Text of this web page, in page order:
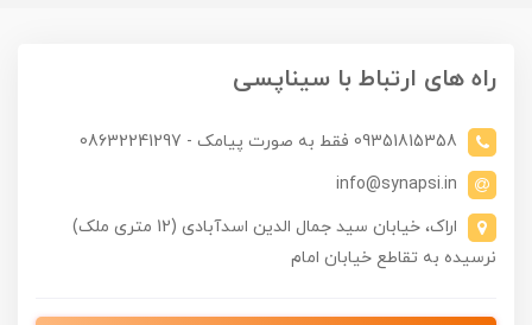
راه های ارتباط با سیناپسی
09351815358 فقط به صورت پیامک - 08632241297
info@synapsi.in
اراک، خیابان سید جمال الدین اسدآبادی (12 متری ملک)
نرسیده به تقاطع خیابان امام